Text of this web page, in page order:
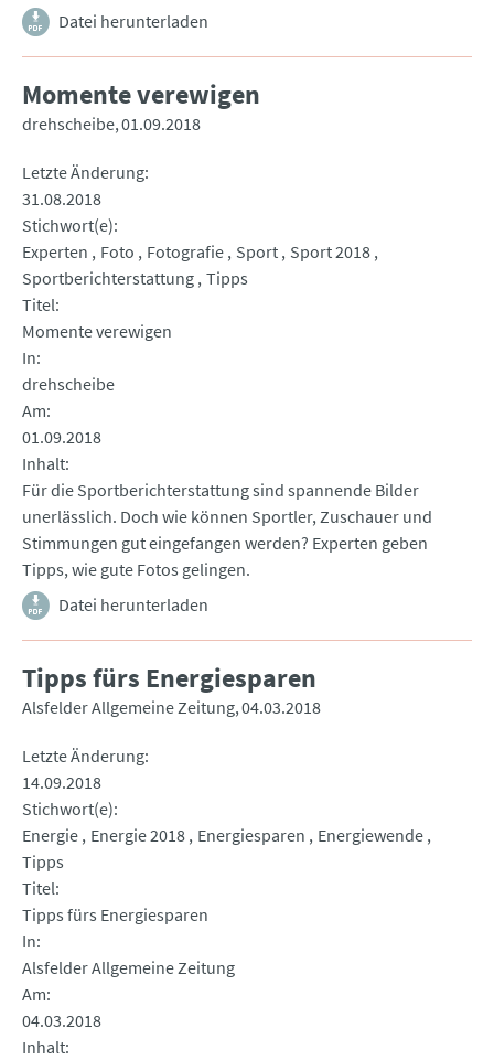
Datei herunterladen
Momente verewigen
drehscheibe 01.09.2018
Letzte Änderung
31.08.2018
Stichwort(e)
Experten
Foto Fotografie Sport Sport 2018
Sportberichterstattung Tipps
Titel
Momente verewigen
In
drehscheibe
Am
01.09.2018
Inhalt
Für die Sportberichterstattung sind spannende Bilder
unerlässlich. Doch wie können Sportler, Zuschauer und
Stimmungen gut eingefangen werden? Experten geben
Tipps, wie gute Fotos gelingen.
Datei herunterladen
Tipps fürs Energiesparen
Alsfelder Allgemeine Zeitung 04.03.2018
Letzte Änderung
14.09.2018
Stichwort(e)
Energie Energie 2018 Energiesparen
Energiewende
Tipps
Titel
Tipps fürs Energiesparen
In
Alsfelder Allgemeine Zeitung
Am
04.03.2018
Inhalt